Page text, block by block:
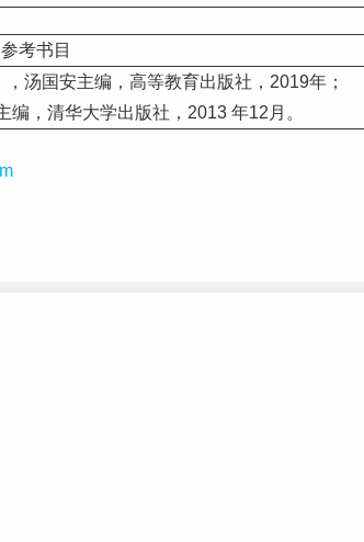
参考书目
汤国安主编，高等教育出版社，2019年；
，清华大学出版社，2013 年12月。